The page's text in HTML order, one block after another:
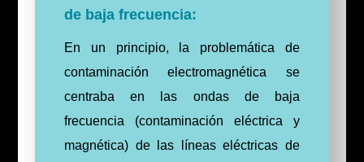
de baja frecuencia:
En un principio, la problemática de
contaminación electromagnética se
centraba en las ondas de baja
frecuencia (contaminación eléctrica y
magnética) de las líneas eléctricas de